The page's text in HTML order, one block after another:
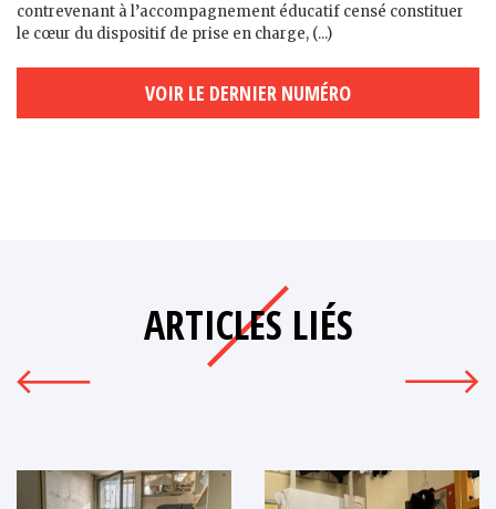
contrevenant à l’accompagnement éducatif censé constituer
le cœur du dispositif de prise en charge, (...)
VOIR LE DERNIER NUMÉRO
ARTICLES LIÉS